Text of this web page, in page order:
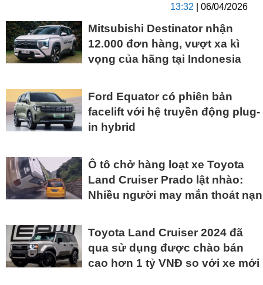
13:32 | 06/04/2026
Mitsubishi Destinator nhận
12.000 đơn hàng, vượt xa kì
vọng của hãng tại Indonesia
Ford Equator có phiên bản
facelift với hệ truyền động plug-
in hybrid
Ô tô chở hàng loạt xe Toyota
Land Cruiser Prado lật nhào:
Nhiều người may mắn thoát nạn
Toyota Land Cruiser 2024 đã
qua sử dụng được chào bán
cao hơn 1 tỷ VNĐ so với xe mới